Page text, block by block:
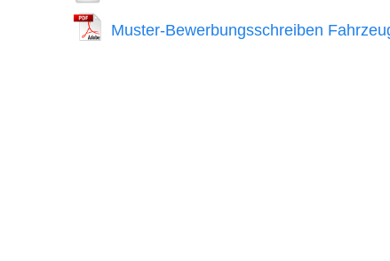
Muster-Bewerbungsschreiben